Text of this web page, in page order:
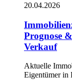
20.04.2026
Prognose
Verkauf
Aktuelle
Eigentümer in